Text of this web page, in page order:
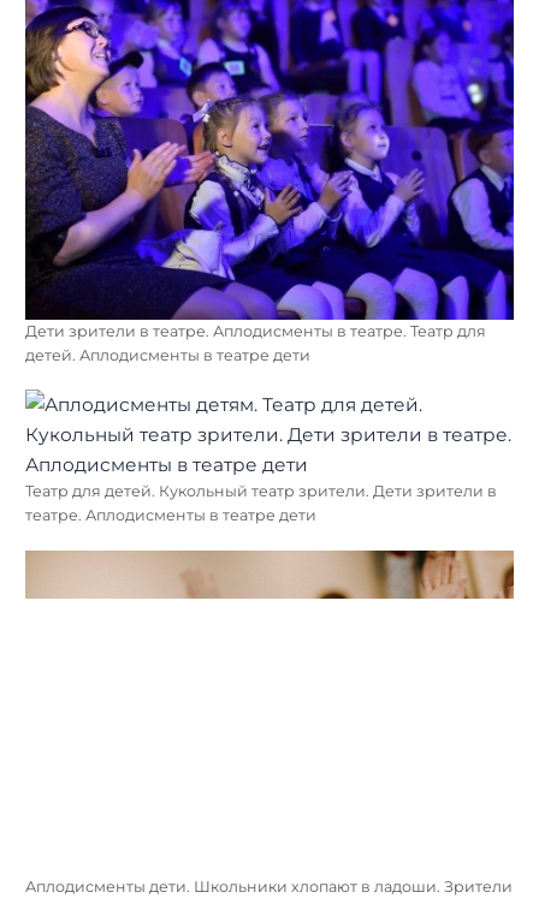
Дети зрители в театре. Аплодисменты в театре. Театр для
детей. Аплодисменты в театре дети
Театр для детей. Кукольный театр зрители. Дети зрители в
театре. Аплодисменты в театре дети
Аплодисменты дети. Школьники хлопают в ладоши. Зрители